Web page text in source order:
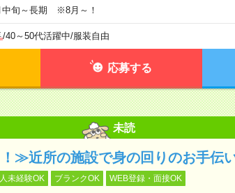
中旬～長期 ※8月～！
/40～50代活躍中/服装自由
応募する
未読
≫近所の施設で身の回りのお手伝
未経験OK ブランクOK WEB登録・面接OK